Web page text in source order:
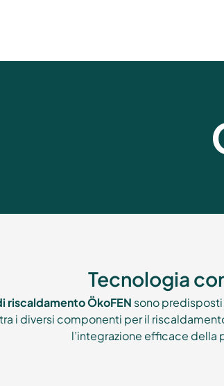
Tecnologia
riscaldamento ÖkoFEN sono predisposti
tra i diversi componenti per il
l’integrazione efficace della